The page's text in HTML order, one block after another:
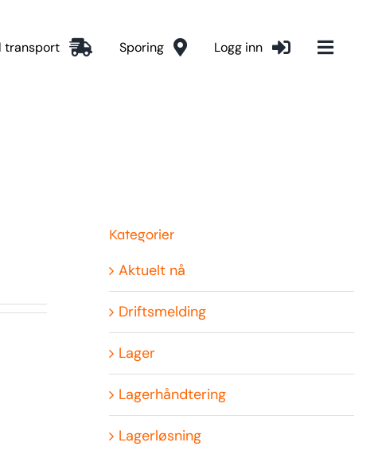
transport Sporing Logg inn
Kategorier
Aktuelt nå
Driftsmelding
Lager
Lagerhåndtering
Lagerløsning